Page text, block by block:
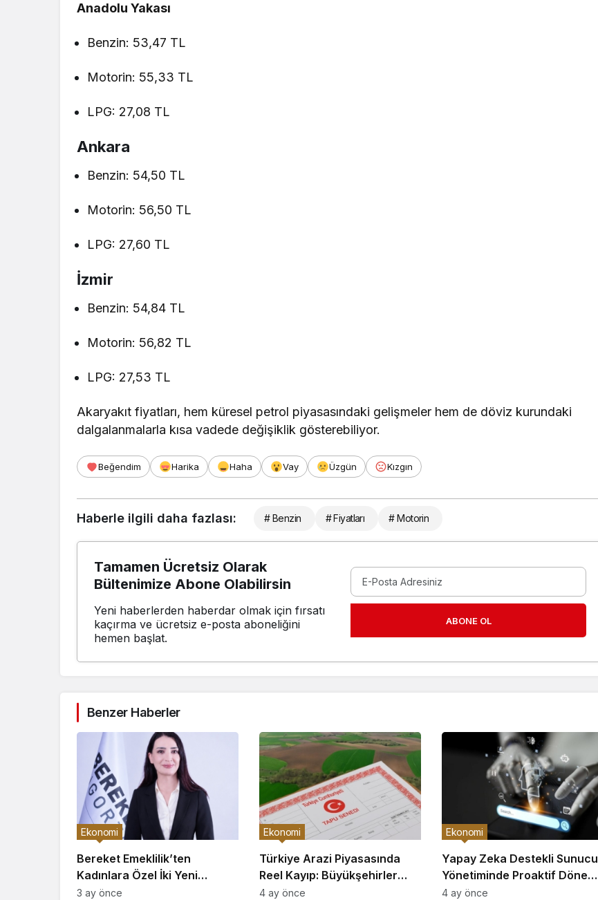
Anadolu Yakası
Benzin: 53,47 TL
Motorin: 55,33 TL
LPG: 27,08 TL
Ankara
Benzin: 54,50 TL
Motorin: 56,50 TL
LPG: 27,60 TL
İzmir
Benzin: 54,84 TL
Motorin: 56,82 TL
LPG: 27,53 TL
Akaryakıt fiyatları, hem küresel petrol piyasasındaki gelişmeler hem de döviz kurundaki
dalgalanmalarla kısa vadede değişiklik gösterebiliyor.
Beğendim Harika Haha Vay Üzgün Kızgın
Haberle ilgili daha fazlası: # Benzin # Fiyatları # Motorin
Tamamen Ücretsiz Olarak
Bültenimize Abone Olabilirsin
Yeni haberlerden haberdar olmak için fırsatı
kaçırma ve ücretsiz e-posta aboneliğini
hemen başlat.
ABONE OL
Benzer Haberler
Bereket Emeklilik’ten
Kadınlara Özel İki Yeni
Bireysel Emeklilik Planı
Ekonomi
3 ay önce
Türkiye Arazi Piyasasında
Reel Kayıp: Büyükşehirler
Enflasyonun Gerisinde Kaldı
Ekonomi
4 ay önce
Yapay Zeka Destekli Sunucu
Yönetiminde Proaktif Dönem
Başladı
Ekonomi
4 ay önce